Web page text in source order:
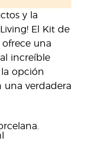
y la
El Kit de
una
increíble
la opción
una verdadera